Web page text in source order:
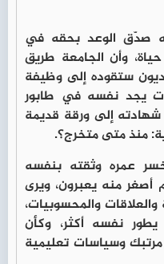
صدّق الوعد بحقه في
وأن الجامعة طريق
ستقوده إلى وظيفة
يجد نفسه في طابور
شهادته إلى ورقة قديمة
منذ متى متخرج؟.
عمره وثقته بنفسه
أصغر منه يعبرون، ويرى
والمحسوبيات،
نفسه أكثر، وكأن
وسياسات تعليمية